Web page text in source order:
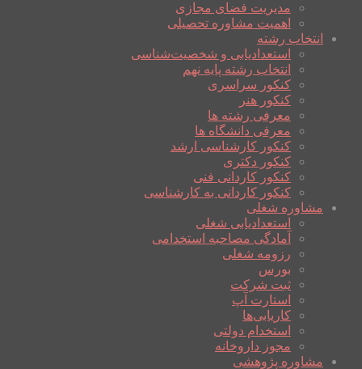
مدیریت فضای مجازی
اهمیت مشاوره تحصیلی
انتخاب رشته
استعدادیابی و شخصیت‌شناسی
انتخاب رشته پایه نهم
کنکور سراسری
کنکور هنر
معرفی رشته ها
معرفی دانشگاه ها
کنکور کارشناسی ارشد
کنکور دکتری
کنکور کاردانی فنی
کنکور کاردانی به کارشناسی
مشاوره شغلی
استعدادیابی شغلی
آمادگی مصاحبه استخدامی
رزومه شغلی
بورس
ثبت شرکت
استارت آپ
کاریابی‌ها
استخدام دولتی
مجوز داروخانه
مشاوره پژوهشی